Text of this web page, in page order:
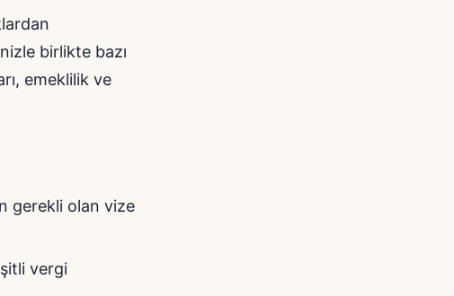
birlikte bazı
emeklilik ve
gerekli olan vize
vergi